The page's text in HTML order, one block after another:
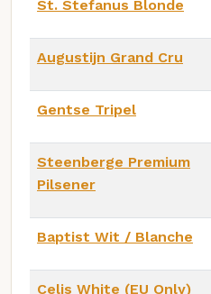
St. Stefanus Blonde
Augustijn Grand Cru
Gentse Tripel
Steenberge Premium
Pilsener
Baptist Wit / Blanche
Celis White (EU Only)